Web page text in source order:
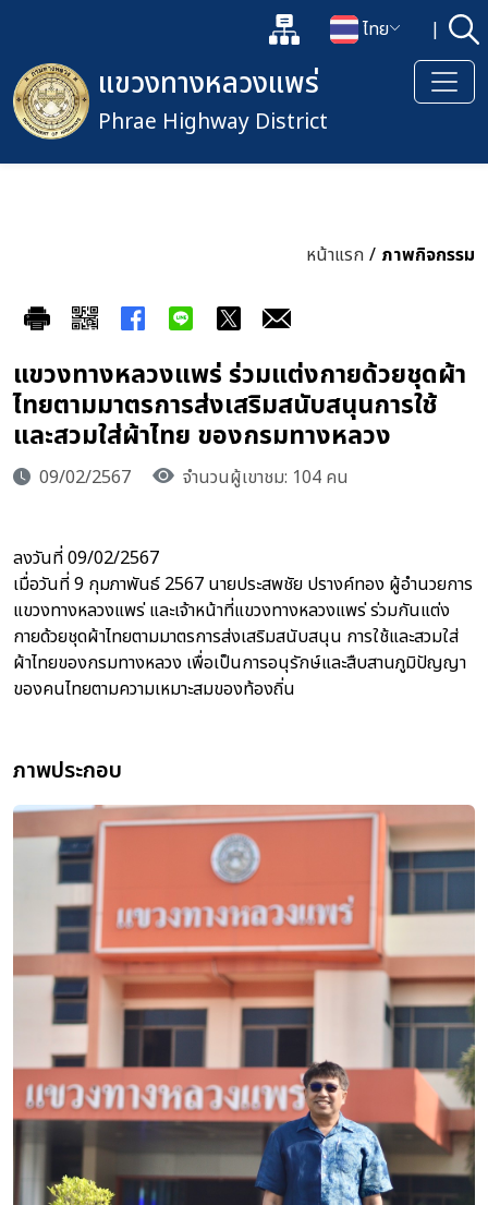
แผนผังเว็บไซต์
เปลี่ยนภาษา
ไทย | ค้
เปิดกล่องค้นหาข้อมูลหลักของเ
แขวงทางหลวงแพร่
Phrae Highway District
หน้าแรก / ภาพกิจกรรม
แขวงทางหลวงแพร่ ร่วมแต่งกายด้วยชุดผ้า
ไทยตามมาตรการส่งเสริมสนับสนุนการใช้
และสวมใส่ผ้าไทย ของกรมทางหลวง
09/02/2567 จำนวนผู้เขาชม: 104 คน
ลงวันที่ 09/02/2567
เมื่อวันที่ 9 กุมภาพันธ์ 2567 นายประสพชัย ปรางค์ทอง ผู้อำนวยการ
แขวงทางหลวงแพร่ และเจ้าหน้าที่แขวงทางหลวงแพร่ ร่วมกันแต่ง
กายด้วยชุดผ้าไทยตามมาตรการส่งเสริมสนับสนุน การใช้และสวมใส่
ผ้าไทยของกรมทางหลวง เพื่อเป็นการอนุรักษ์และสืบสานภูมิปัญญา
ของคนไทยตามความเหมาะสมของท้องถิ่น
ภาพประกอบ